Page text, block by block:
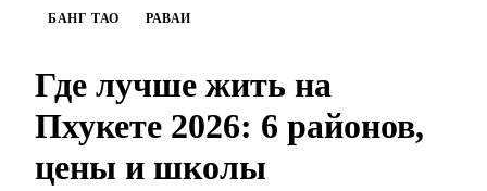
БАНГ ТАО РАВАИ
Где лучше жить на
Пхукете 2026: 6 районов,
цены и школы